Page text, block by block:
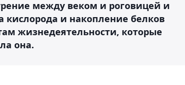
между веком и роговицей и
и накопление белков
жизнедеятельности, которые
она.